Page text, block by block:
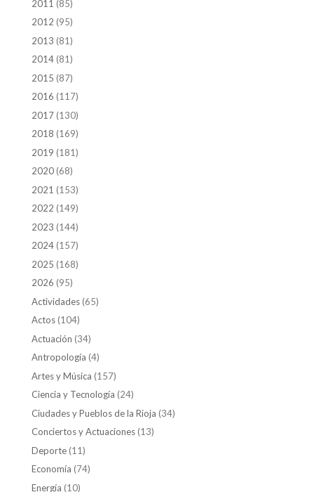
2011 (85)
2012 (95)
2013 (81)
2014(81)
2015 (87)
2016 (117)
2017(130)
2018 (169)
2019 (181)
2020(68)
2021 (153)
2022 (149)
2023 (144)
2024(157)
2025 (168)
2026 (95)
Actividades(65)
Actos(104)
Actuación (34)
Antropología (4)
Artes y Música (157)
Ciencia y Tecnología (24)
Ciudades y Pueblos de la Rioja (34)
Conciertos y Actuaciones(13)
Deporte(11)
Economía (74)
Energía (10)